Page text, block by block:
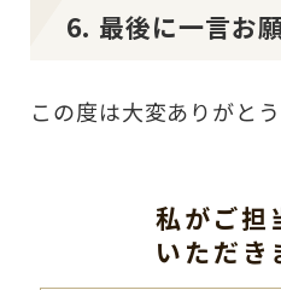
6. 最後に一言お
この度は大変ありがとう
私がご担
いただき